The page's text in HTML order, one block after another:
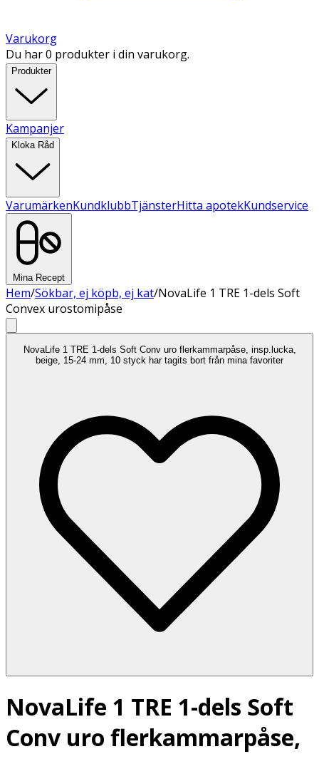
Varukorg
Du har 0 produkter i din varukorg.
Produkter
Kampanjer
Kloka Råd
VarumärkenKundklubbTjänsterHitta apotekKundservice
Mina Recept
Hem/Sökbar, ej köpb, ej kat/NovaLife 1 TRE 1-dels Soft
Convex urostomipåse
NovaLife 1 TRE 1-dels Soft Conv uro flerkammarpåse, insp.lucka,
beige, 15-24 mm, 10 styck har tagits bort från mina favoriter
NovaLife 1 TRE 1-dels Soft
Conv uro flerkammarpåse,